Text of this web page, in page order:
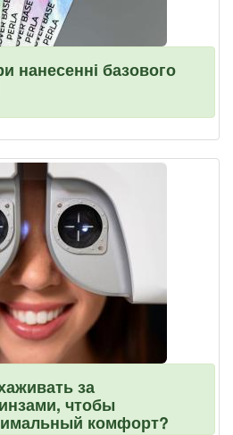
нанесенні базового
за
чтобы
комфорт?